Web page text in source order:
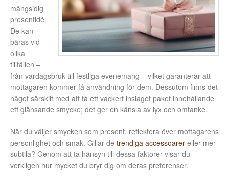
mångsidig
presentidé.
De kan
bäras vid
olika
tillfällen –
från vardagsbruk till festliga evenemang – vilket garanterar att
mottagaren kommer få användning för dem. Dessutom finns det
något särskilt med att få ett vackert inslaget paket innehållande
ett glänsande smycke; det ger en känsla av lyx och omtanke.
När du väljer smycken som present, reflektera över mottagarens
personlighet och smak. Gillar de trendiga accessoarer eller mer
subtila? Genom att ta hänsyn till dessa faktorer visar du
verkligen hur mycket du bryr dig om deras preferenser.